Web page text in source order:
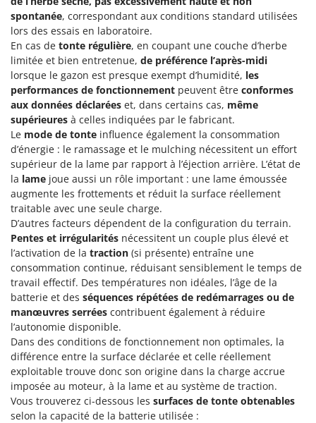
spontanée, correspondant aux conditions standard utilisées
lors des essais en laboratoire.
En cas de tonte régulière, en coupant une couche d’herbe
limitée et bien entretenue, de préférence l’après-midi
lorsque le gazon est presque exempt d’humidité, les
performances de fonctionnement peuvent être conformes
aux données déclarées et, dans certains cas, même
supérieures à celles indiquées par le fabricant.
Le mode de tonte influence également la consommation
d’énergie : le ramassage et le mulching nécessitent un effort
supérieur de la lame par rapport à l’éjection arrière. L’état de
la lame joue aussi un rôle important : une lame émoussée
augmente les frottements et réduit la surface réellement
traitable avec une seule charge.
D’autres facteurs dépendent de la configuration du terrain.
Pentes et irrégularités nécessitent un couple plus élevé et
l’activation de la traction (si présente) entraîne une
consommation continue, réduisant sensiblement le temps de
travail effectif. Des températures non idéales, l’âge de la
batterie et des séquences répétées de redémarrages ou de
manœuvres serrées contribuent également à réduire
l’autonomie disponible.
Dans des conditions de fonctionnement non optimales, la
différence entre la surface déclarée et celle réellement
exploitable trouve donc son origine dans la charge accrue
imposée au moteur, à la lame et au système de traction.
Vous trouverez ci-dessous les surfaces de tonte obtenables
selon la capacité de la batterie utilisée :